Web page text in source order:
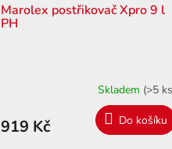
Marolex postřikovač Xpro 9 l
PH
Skladem (>5
919 Kč Do košíku